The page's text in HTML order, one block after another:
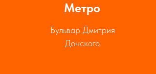
Метро
Бульвар Дмитрия
Донского